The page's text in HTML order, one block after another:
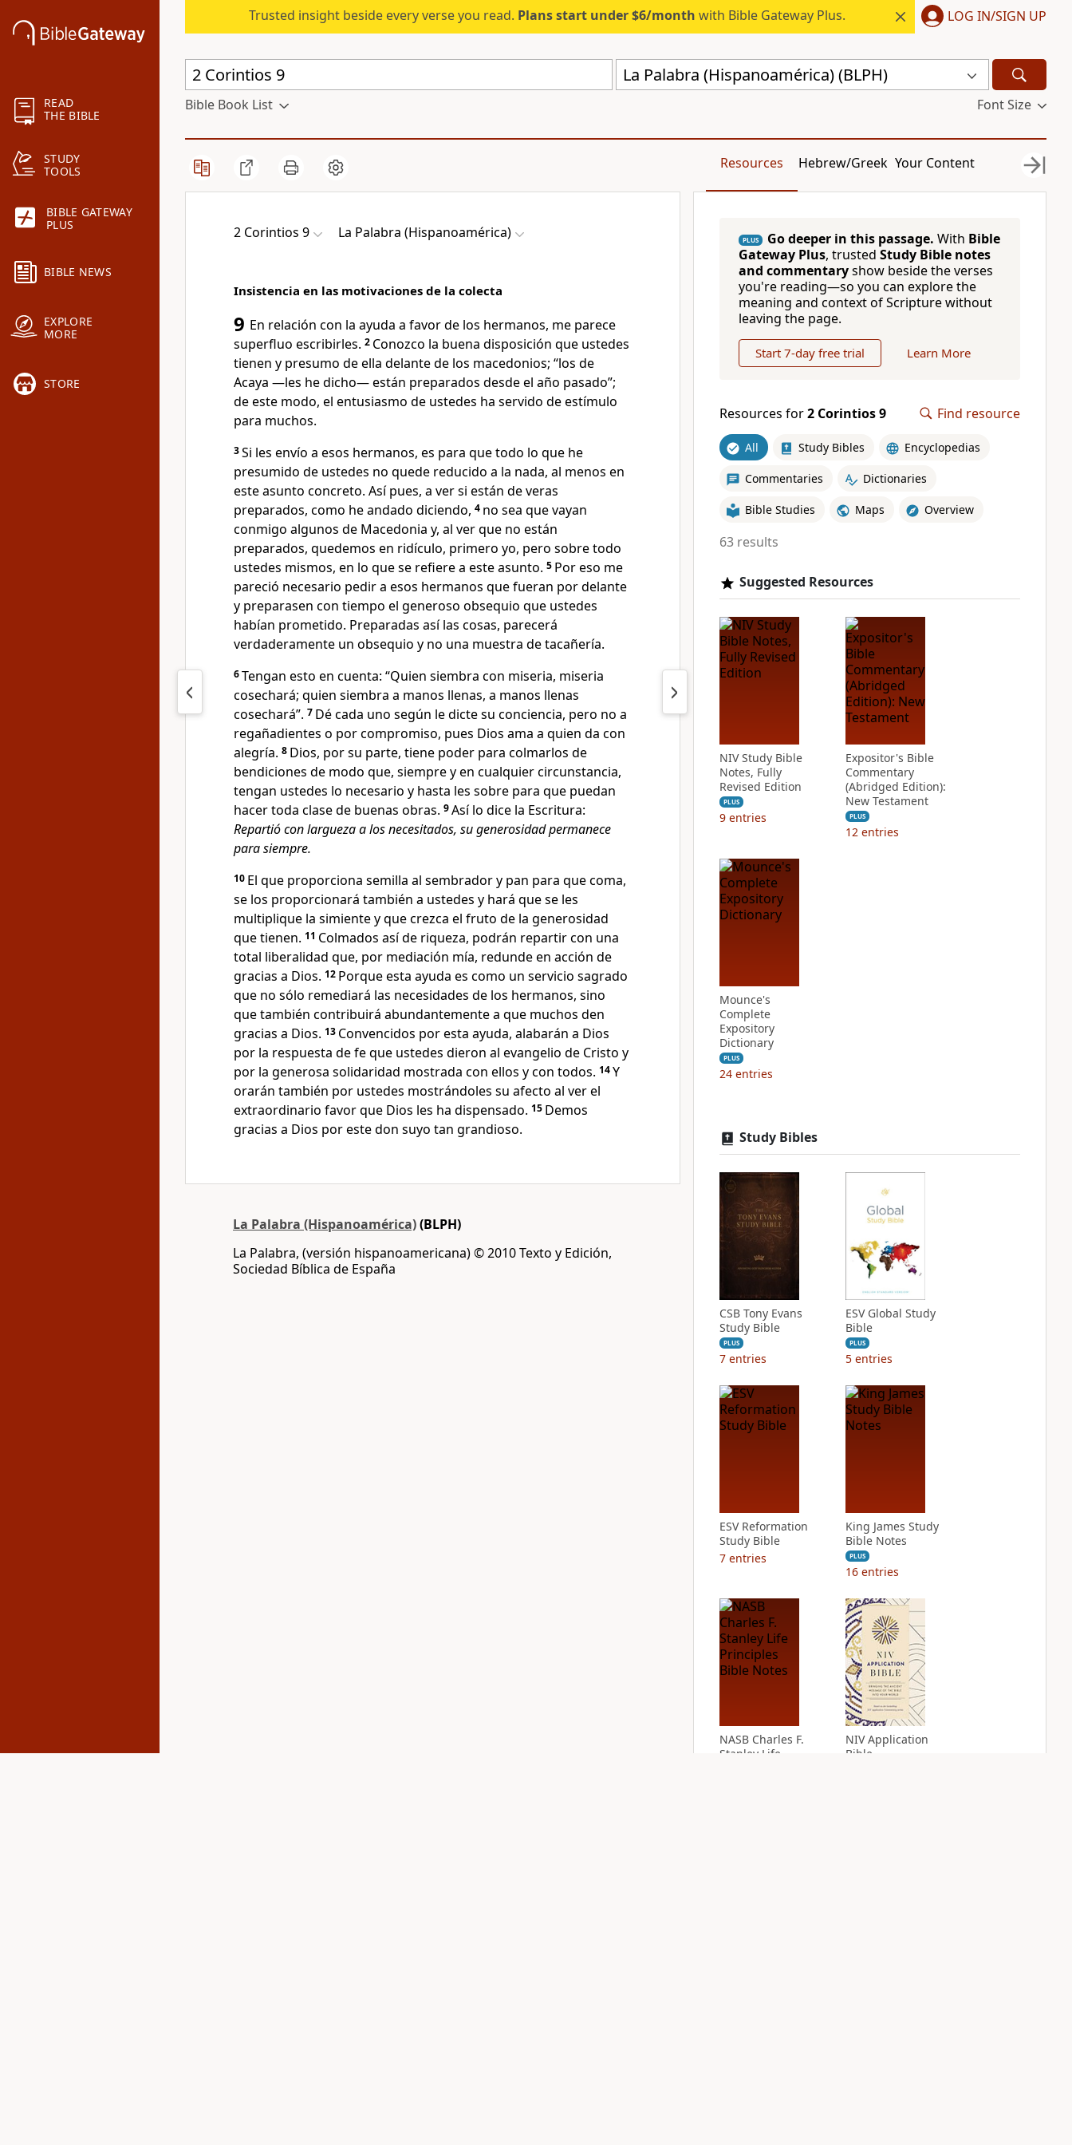
READ
THE BIBLE
STUDY
TOOLS
BIBLE GATEWAY
PLUS
BIBLE NEWS
EXPLORE
MORE
STORE
Trusted insight beside every verse you read. Plans start under $6/month with Bible Gateway Plus. LOG IN/SIGN UP
La Palabra (Hispanoamérica) (BLPH)
Bible Book List Font Size
Resources Hebrew/Greek Your Content
2 Corintios 9 La Palabra (Hispanoamérica)
Insistencia en las motivaciones de la colecta
9 En relación con la ayuda a favor de los hermanos, me parece
superfluo escribirles. 2 Conozco la buena disposición que ustedes
tienen y presumo de ella delante de los macedonios; “los de
Acaya —les he dicho— están preparados desde el año pasado”;
de este modo, el entusiasmo de ustedes ha servido de estímulo
para muchos.
3Si les envío a esos hermanos, es para que todo lo que he
presumido de ustedes no quede reducido a la nada, al menos en
este asunto concreto. Así pues, a ver si están de veras
preparados, como he andado diciendo, 4 no sea que vayan
conmigo algunos de Macedonia y, al ver que no están
preparados, quedemos en ridículo, primero yo, pero sobre todo
ustedes mismos, en lo que se refiere a este asunto. 5 Por eso me
pareció necesario pedir a esos hermanos que fueran por delante
y preparasen con tiempo el generoso obsequio que ustedes
habían prometido. Preparadas así las cosas, parecerá
verdaderamente un obsequio y no una muestra de tacañería.
6Tengan esto en cuenta: “Quien siembra con miseria, miseria
cosechará; quien siembra a manos llenas, a manos llenas
cosechará”. 7 Dé cada uno según le dicte su conciencia, pero no a
regañadientes o por compromiso, pues Dios ama a quien da con
alegría. 8 Dios, por su parte, tiene poder para colmarlos de
bendiciones de modo que, siempre y en cualquier circunstancia,
tengan ustedes lo necesario y hasta les sobre para que puedan
hacer toda clase de buenas obras. 9Así lo dice la Escritura:
Repartió con largueza a los necesitados, su generosidad permanece
para siempre.
10 El que proporciona semilla al sembrador y pan para que coma,
se los proporcionará también a ustedes y hará que se les
multiplique la simiente y que crezca el fruto de la generosidad
que tienen. 11 Colmados así de riqueza, podrán repartir con una
total liberalidad que, por mediación mía, redunde en acción de
gracias a Dios. 12 Porque esta ayuda es como un servicio sagrado
que no sólo remediará las necesidades de los hermanos, sino
que también contribuirá abundantemente a que muchos den
gracias a Dios. 13 Convencidos por esta ayuda, alabarán a Dios
por la respuesta de fe que ustedes dieron al evangelio de Cristo y
por la generosa solidaridad mostrada con ellos y con todos. 14Y
orarán también por ustedes mostrándoles su afecto al ver el
extraordinario favor que Dios les ha dispensado. 15 Demos
gracias a Dios por este don suyo tan grandioso.
La Palabra (Hispanoamérica)(BLPH)
La Palabra, (versión hispanoamericana) © 2010 Texto y Edición,
Sociedad Bíblica de España
PLUS Go deeper in this passage. With Bible
Gateway Plus, trusted Study Bible notes
and commentaryshow beside the verses
you're reading—so you can explore the
meaning and context of Scripture without
leaving the page.
Start 7-day free trial Learn More
Resources for2 Corintios 9 Find resource
All Study Bibles Encyclopedias
Commentaries Dictionaries
Bible Studies Maps Overview
63 results
Suggested Resources
NIV Study Bible
Notes, Fully
Revised Edition
PLUS
9 entries
Expositor's Bible
Commentary
(Abridged Edition):
New Testament
PLUS
12 entries
Mounce's
Complete
Expository
Dictionary
PLUS
24 entries
Study Bibles
CSB Tony Evans
Study Bible
PLUS
7 entries
ESV Global Study
Bible
PLUS
5 entries
ESV Reformation
Study Bible
7 entries
King James Study
Bible Notes
PLUS
16 entries
NASB Charles F.
Stanley Life
NIV Application
Bible